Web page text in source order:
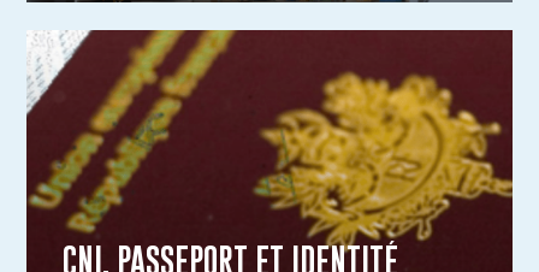
CNI, PASSEPORT ET IDENTITÉ